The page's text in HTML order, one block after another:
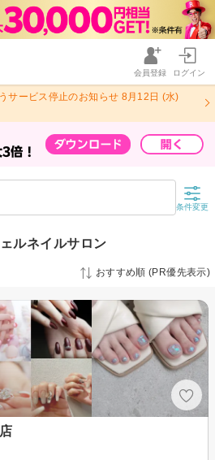
会員登録 ログイン
サービス停止のお知らせ 8月12日 (水)
条件変更
ルネイルサロン
おすすめ順 (PR優先表示)